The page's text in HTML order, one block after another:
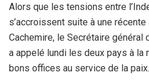
Alors que les tensions entre
s’accroissent suite à une
Cachemire, le Secrétaire général
a appelé lundi les deux pays à
bons offices au service de la paix.